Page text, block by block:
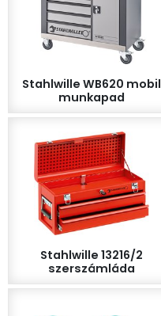
Stahlwille WB620 mobil
munkapad
Stahlwille 13216/2
szerszámláda